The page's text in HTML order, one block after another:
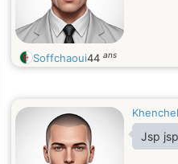
Soffchaoui44 ans
Jsp jsp